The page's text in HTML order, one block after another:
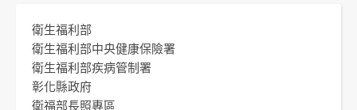
衛生福利部
衛生福利部中央健康保險署
衛生福利部疾病管制署
彰化縣政府
衛福部長照專區